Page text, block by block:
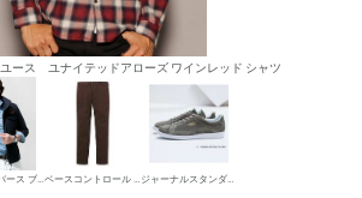
ース ユナイテッドアローズ ワインレッド シャツ
ナノ・ユニバース ブルゾン ベースコントロール チノパン・綿パン ジャーナルスタンダード ローカットスニーカー